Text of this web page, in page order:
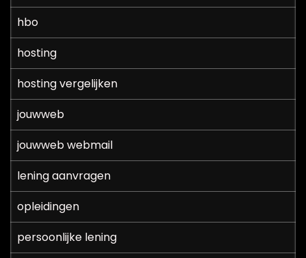
hbo
hosting
hosting vergelijken
jouwweb
jouwweb webmail
lening aanvragen
opleidingen
persoonlijke lening